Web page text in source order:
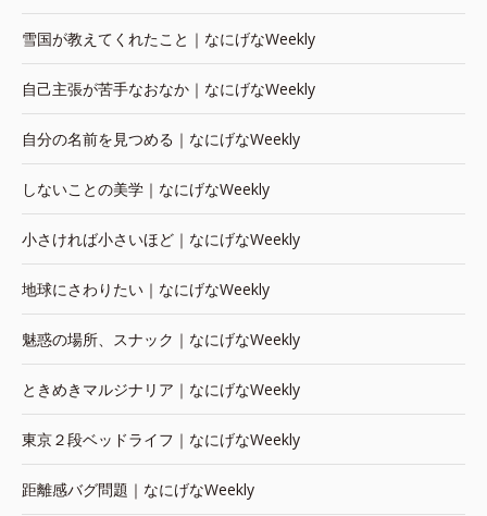
雪国が教えてくれたこと｜なにげなWeekly
自己主張が苦手なおなか｜なにげなWeekly
自分の名前を見つめる｜なにげなWeekly
しないことの美学｜なにげなWeekly
小さければ小さいほど｜なにげなWeekly
地球にさわりたい｜なにげなWeekly
魅惑の場所、スナック｜なにげなWeekly
ときめきマルジナリア｜なにげなWeekly
東京２段ベッドライフ｜なにげなWeekly
距離感バグ問題｜なにげなWeekly